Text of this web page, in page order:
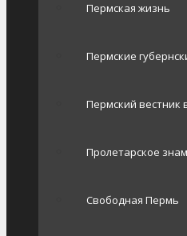
Пермская жизнь
Пермские
Пермский вестник
Пролетарское
Свободная Пермь